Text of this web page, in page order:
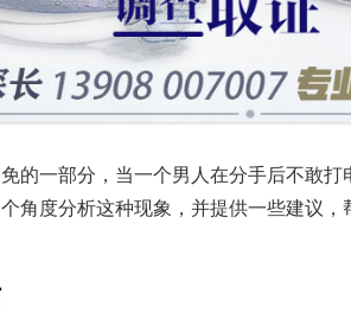
的一部分，当一个男人在分手后不敢
角度分析这种现象，并提供一些建议